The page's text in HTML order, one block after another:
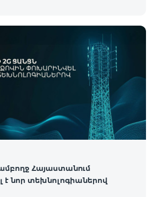
ամբողջ Հայաստանում
է նոր տեխնոլոգիաներով